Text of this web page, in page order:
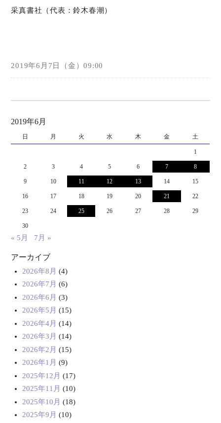
采真書社（代表：鈴木春潮）
2019年6月7日（金）09:00
2019年6月
日 月 火 水 木 金 土
1
2 3 4 5 6 7 8
9 10 11 12 13 14 15
16 17 18 19 20 21 22
23 24 25 26 27 28 29
30
« 5月 7月 »
アーカイブ
2026年8月 (4)
2026年7月 (6)
2026年6月 (3)
2026年5月 (15)
2026年4月 (14)
2026年3月 (14)
2026年2月 (15)
2026年1月 (9)
2025年12月 (17)
2025年11月 (10)
2025年10月 (18)
2025年9月 (10)